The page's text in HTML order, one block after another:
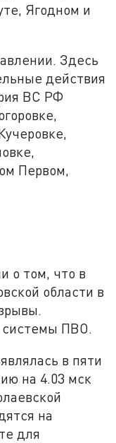
Ягодном и
Здесь
действия
ВС РФ
Первом,
о том, что в
области в
системы ПВО.
в пяти
на 4.03 мск
на
для